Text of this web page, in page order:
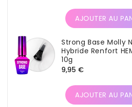
AJOUTER AU
Strong Base Molly
Hybride Renfort
10g
Prix
9,95 €
AJOUTER AU